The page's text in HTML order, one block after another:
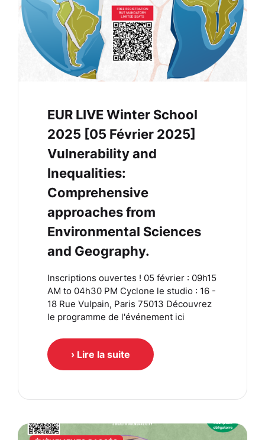
EUR LIVE Winter School
2025 [05 Février 2025]
Vulnerability and
Inequalities:
Comprehensive
approaches from
Environmental Sciences
and Geography.
Inscriptions ouvertes ! 05 février : 09h15
AM to 04h30 PM Cyclone le studio : 16 -
18 Rue Vulpain, Paris 75013 Découvrez
le programme de l'événement ici
› Lire la suite